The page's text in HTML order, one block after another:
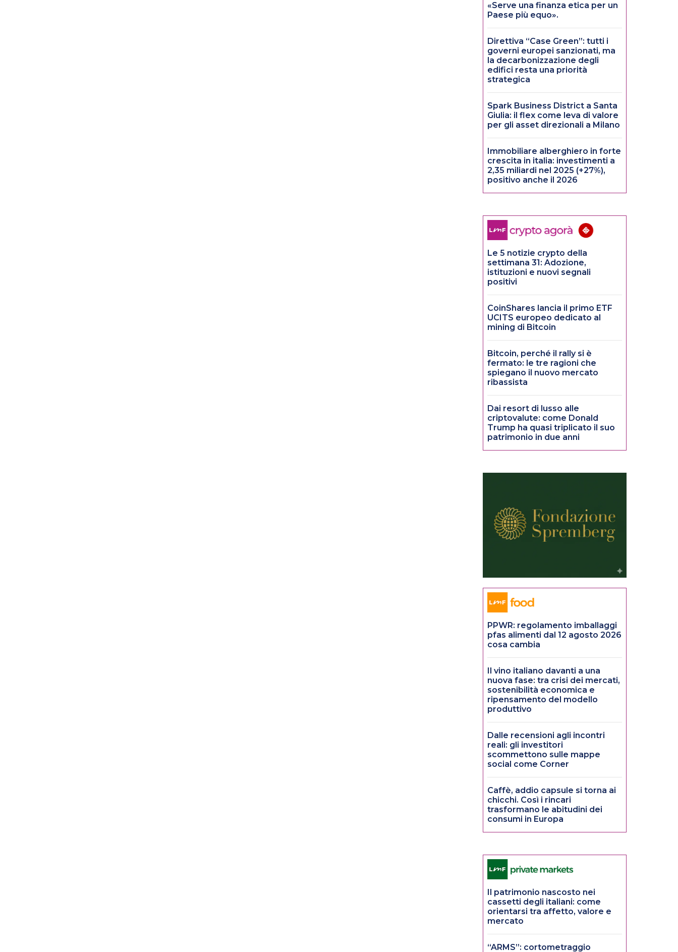
«Serve una finanza etica per un
Paese più equo».
Direttiva “Case Green”: tutti i
governi europei sanzionati, ma
la decarbonizzazione degli
edifici resta una priorità
strategica
Spark Business District a Santa
Giulia: il flex come leva di valore
per gli asset direzionali a Milano
Immobiliare alberghiero in forte
crescita in italia: investimenti a
2,35 miliardi nel 2025 (+27%),
positivo anche il 2026
Le 5 notizie crypto della
settimana 31: Adozione,
istituzioni e nuovi segnali
positivi
CoinShares lancia il primo ETF
UCITS europeo dedicato al
mining di Bitcoin
Bitcoin, perché il rally si è
fermato: le tre ragioni che
spiegano il nuovo mercato
ribassista
Dai resort di lusso alle
criptovalute: come Donald
Trump ha quasi triplicato il suo
patrimonio in due anni
PPWR: regolamento imballaggi
pfas alimenti dal 12 agosto 2026
cosa cambia
Il vino italiano davanti a una
nuova fase: tra crisi dei mercati,
sostenibilità economica e
ripensamento del modello
produttivo
Dalle recensioni agli incontri
reali: gli investitori
scommettono sulle mappe
social come Corner
Caffè, addio capsule si torna ai
chicchi. Così i rincari
trasformano le abitudini dei
consumi in Europa
Il patrimonio nascosto nei
cassetti degli italiani: come
orientarsi tra affetto, valore e
mercato
“ARMS”: cortometraggio